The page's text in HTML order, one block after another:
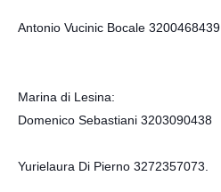
Antonio Vucinic Bocale 3200468439
Marina di Lesina:
Domenico Sebastiani 3203090438
Yurielaura Di Pierno 3272357073.